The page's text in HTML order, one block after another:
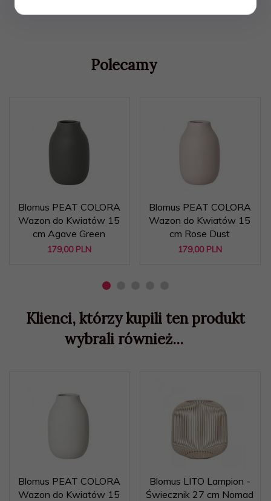
Polecamy
Blomus PEAT COLORA
Wazon do Kwiatów 15
cm Agave Green
179,00 PLN
Blomus PEAT COLORA
Wazon do Kwiatów 15
cm Rose Dust
179,00 PLN
Klienci, którzy kupili ten produkt
wybrali również...
Blomus PEAT COLORA
Wazon do Kwiatów 15
Blomus LITO Lampion -
Świecznik 27 cm Nomad